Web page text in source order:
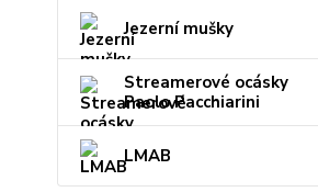
Jezerní mušky
Streamerové ocásky
Paolo Pacchiarini
LMAB